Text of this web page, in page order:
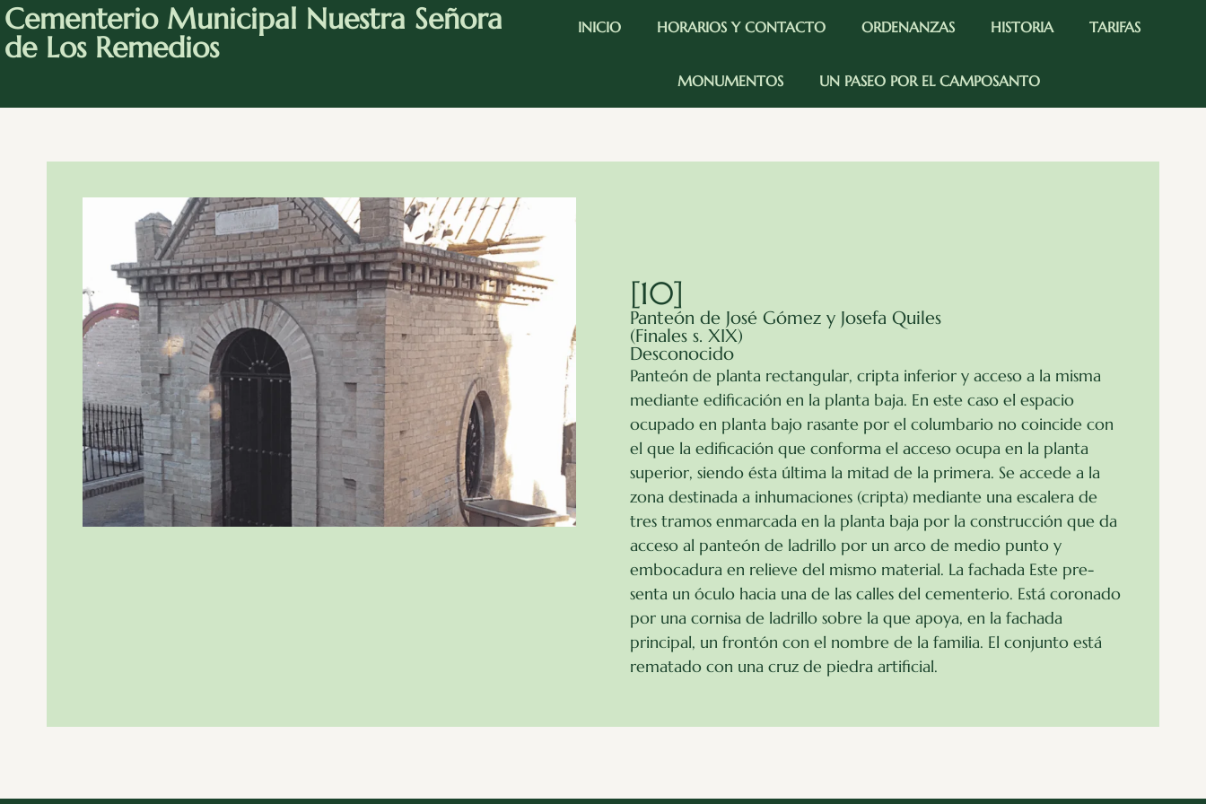
Cementerio Municipal Nuestra Señora
de Los Remedios
INICIO HORARIOS Y CONTACTO ORDENANZAS HISTORIA TARIFAS
MONUMENTOS UN PASEO POR EL CAMPOSANTO
[10]
Panteón de José Gómez y Josefa Quiles
(Finales s. XIX)
Desconocido
Panteón de planta rectangular, cripta inferior y acceso a la misma
mediante edificación en la planta baja. En este caso el espacio
ocupado en planta bajo rasante por el columbario no coincide con
el que la edificación que conforma el acceso ocupa en la planta
superior, siendo ésta última la mitad de la primera. Se accede a la
zona destina­da a inhumaciones (cripta) mediante una escalera de
tres tramos enmarcada en la planta baja por la construcción que da
acceso al panteón de ladrillo por un arco de medio punto y
embocadura en relieve del mismo material. La fachada Este pre­
senta un óculo hacia una de las calles del cemen­terio. Está coronado
por una cornisa de ladrillo sobre la que apoya, en la fachada
principal, un frontón con el nombre de la familia. El conjunto está
rematado con una cruz de piedra artificial.